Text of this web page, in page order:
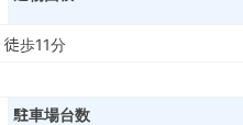
徒歩11分
駐車場台数